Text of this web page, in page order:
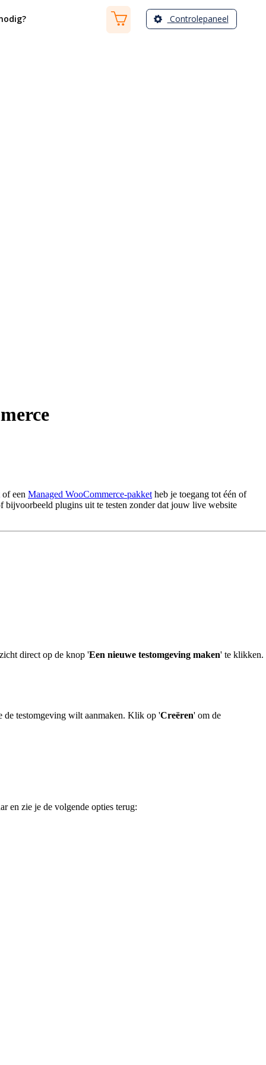
Controlepaneel
of een Managed WooCommerce-pakket heb je toegang tot één of
bijvoorbeeld plugins uit te testen zonder dat jouw live website
direct op de knop 'Een nieuwe testomgeving maken' te klikken.
de testomgeving wilt aanmaken. Klik op 'Creëren' om de
en zie je de volgende opties terug: